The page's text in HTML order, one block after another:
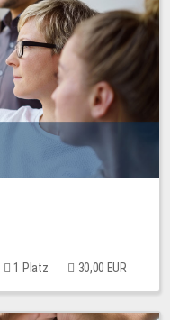
1 Platz 30,00 EUR